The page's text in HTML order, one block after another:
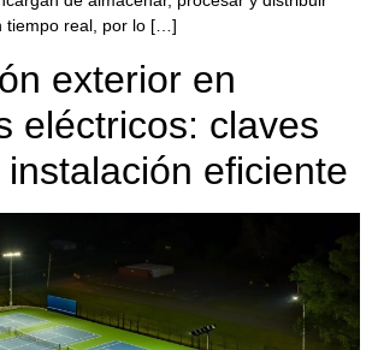
tiempo real, por lo […]
exterior en
eléctricos: claves
eficiente